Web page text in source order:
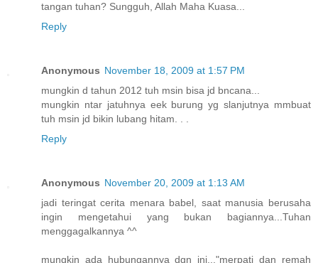
tangan tuhan? Sungguh, Allah Maha Kuasa...
Reply
Anonymous November 18, 2009 at 1:57 PM
mungkin d tahun 2012 tuh msin bisa jd bncana...
mungkin ntar jatuhnya eek burung yg slanjutnya mmbuat
tuh msin jd bikin lubang hitam. . .
Reply
Anonymous November 20, 2009 at 1:13 AM
jadi teringat cerita menara babel, saat manusia berusaha
ingin mengetahui yang bukan bagiannya...Tuhan
menggagalkannya ^^
mungkin ada hubungannya dgn ini..."merpati dan remah